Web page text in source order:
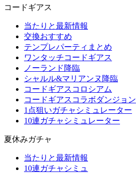
コードギアス
当たりと最新情報
交換おすすめ
テンプレパーティまとめ
ワンタッチコードギアス
ノーランド降臨
シャルル&マリアンヌ降臨
コードギアスコロシアム
コードギアスコラボダンジョン
1点狙いガチャシミュレーター
10連ガチャシミュレーター
夏休みガチャ
当たりと最新情報
10連ガチャシミュ